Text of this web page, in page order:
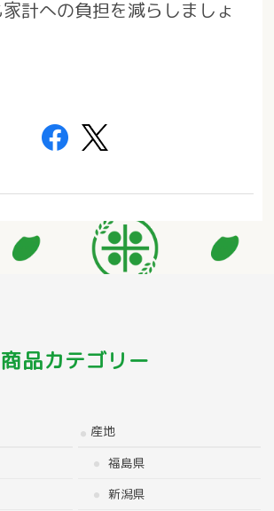
計への負担を減らしましょ
商品カテゴリー
産地
福島県
新潟県